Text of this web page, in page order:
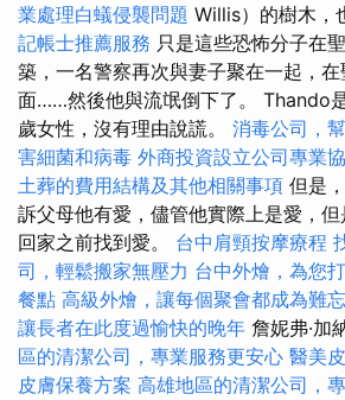
業處理白蟻侵襲問題 Willis）的樹木，
記帳士推薦服務 只是這些恐怖分子在
築，一名警察再次與妻子聚在一起，
面……然後他與流氓倒下了。 Thando
歲女性，沒有理由說謊。 消毒公司，
害細菌和病毒 外商投資設立公司專業
土葬的費用結構及其他相關事項 但是
訴父母他有愛，儘管他實際上是愛，
回家之前找到愛。 台中肩頸按摩療程
司，輕鬆搬家無壓力 台中外燴，為您
餐點 高級外燴，讓每個聚會都成為難
讓長者在此度過愉快的晚年 詹妮弗·加
區的清潔公司，專業服務更安心 醫美
皮膚保養方案 高雄地區的清潔公司，